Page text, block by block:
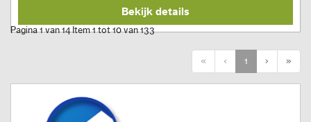
Bekijk details
Pagina 1 van 14 Item 1 tot 10 van 133
«First ‹ Previous
1 › Next»